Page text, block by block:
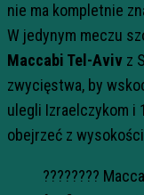
nie ma kompletnie
W jedynym meczu
Maccabi Tel-Aviv z
zwycięstwa, by
ulegli Izraelczykom i
obejrzeć z
????????